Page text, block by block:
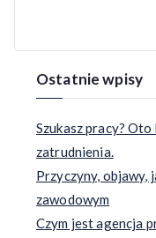
Ostatnie wpisy
Szukasz pracy?
zatrudnienia.
Przyczyny, objawy,
zawodowym
Czym jest agencja